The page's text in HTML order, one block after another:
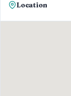
Location